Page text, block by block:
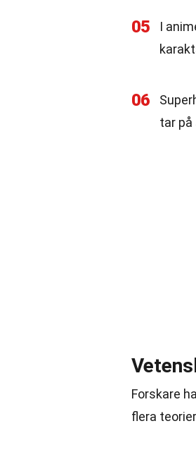
05
I
06
tar på
Forskare
flera